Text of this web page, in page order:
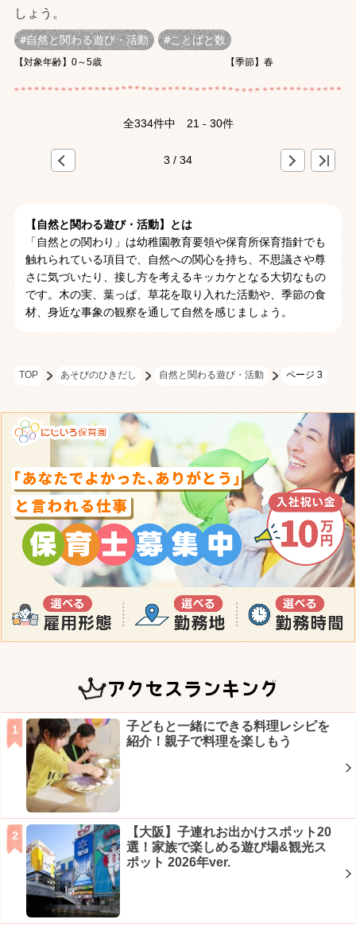
しょう。
自然と関わる遊び・活動 ことばと数
【対象年齢】0～5歳 【季節】春
全334件中 21 - 30件
3 / 34 >
【自然と関わる遊び・活動】とは
「自然との関わり」は幼稚園教育要領や保育所保育指針でも
触れられている項目で、自然への関心を持ち、不思議さや尊
さに気づいたり、接し方を考えるキッカケとなる大切なもの
です。木の実、葉っぱ、草花を取り入れた活動や、季節の食
材、身近な事象の観察を通して自然を感じましょう。
TOP あそびのひきだし 自然と関わる遊び・活動 ページ 3
アクセスランキング
子どもと一緒にできる料理レシピを
紹介！親子で料理を楽しもう
【大阪】子連れお出かけスポット20
選！家族で楽しめる遊び場&観光ス
ポット 2026年ver.